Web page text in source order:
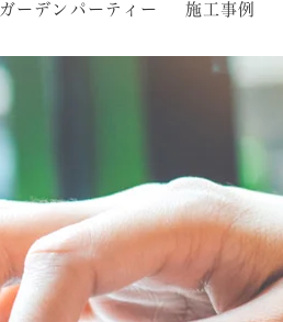
ガーデンパーティー 施工事例